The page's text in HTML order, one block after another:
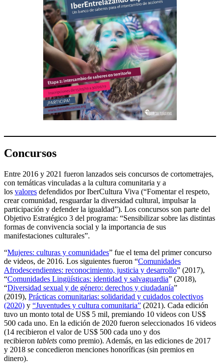
Concursos
Entre 2016 y 2021 fueron lanzados seis concursos de cortometrajes,
con temáticas vinculadas a la cultura comunitaria y a
los valores defendidos por IberCultura Viva (“Fomentar el respeto,
crear comunidad, resguardar la diversidad cultural, impulsar la
participación y defender la igualdad”). Los concursos son parte del
Objetivo Estratégico 3 del programa: “Sensibilizar sobre las distintas
formas de convivencia social y la importancia de sus
manifestaciones culturales”.
“Mujeres: culturas y comunidades” fue el tema del primer concurso
de videos, de 2016. Los siguientes fueron “Comunidades
Afrodescendientes: reconocimiento, justicia y desarrollo” (2017),
“Comunidades Lingüísticas: identidad y salvaguardia” (2018),
“Diversidad sexual y de género: derechos y ciudadanía”
(2019), Prácticas comunitarias: solidaridad y cuidados colectivos
(2020) y “Juventudes y cultura comunitaria” (2021). Cada edición
tuvo un monto total de US$ 5 mil, premiando 10 videos con US$
500 cada uno. En la edición de 2020 fueron seleccionados 16 videos
(14 recibieron el valor de US$ 500 cada uno y dos
recibieron tablets como premio). Además, en las ediciones de 2017
y 2018 se concedieron menciones honoríficas (sin premios en
dinero).